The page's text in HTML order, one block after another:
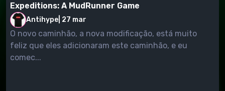
Expeditions: A MudRunner Game
Antihype 27 mar
O novo caminhão, a nova modificação, está muito
feliz que eles adicionaram este caminhão, e eu
comec...